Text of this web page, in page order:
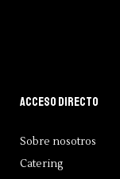
Acceso directo
Sobre nosotros
Catering